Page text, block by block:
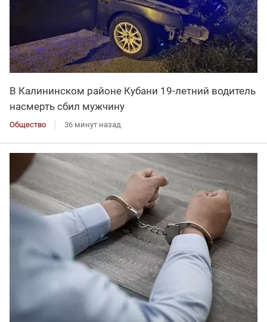
В Калининском районе Кубани 19-летний водитель
насмерть сбил мужчину
Общество 36 минут назад